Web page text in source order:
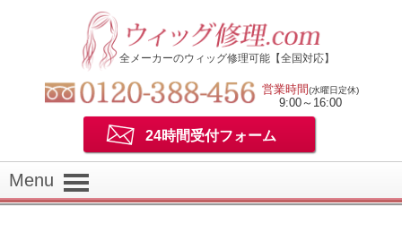
全メーカーのウィッグ修理可能【全国対応】
営業時間(水曜日定休)
9:00～16:00
24時間受付フォーム
Menu